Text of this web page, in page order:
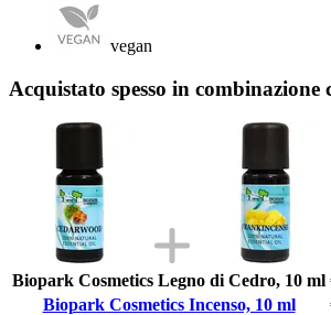
vegan
Acquistato spesso in
Biopark Cosmetics Legno di Cedro, 10 ml
Biopark Cosmetics Incenso, 10 ml